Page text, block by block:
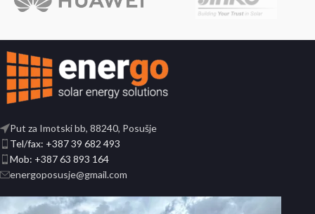
Put za Imotski bb, 88240, Posušje
Tel/fax: +387 39 682 493
Mob: +387 63 893 164
energoposusje@gmail.com